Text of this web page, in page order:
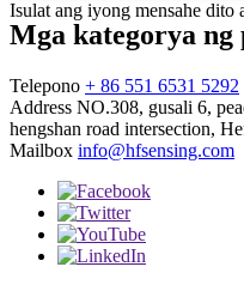
Isulat ang iyong mensahe dito
Mga kategorya ng
Telepono + 86 551 6531 5292
Address NO.308, gusali 6,
hengshan road intersection,
Mailbox info@hfsensing.com